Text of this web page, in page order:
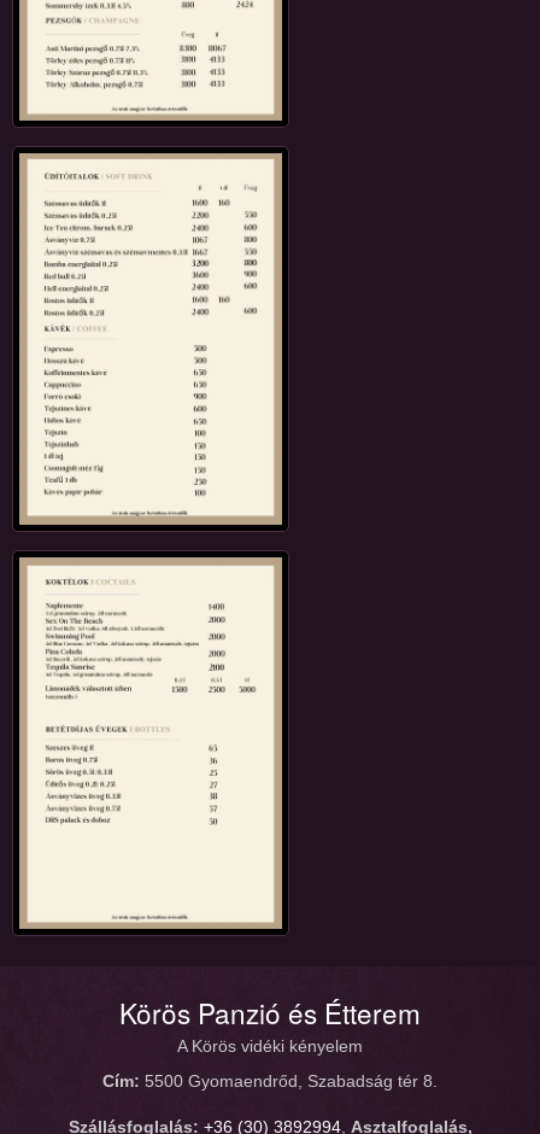
Körös Panzió és Étterem
A Körös vidéki kényelem
Cím: 5500 Gyomaendrőd, Szabadság tér 8.
Szállásfoglalás: +36 (30) 3892994, Asztalfoglalás,